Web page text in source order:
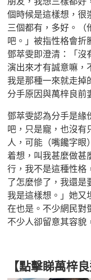
個時候是這樣想，很
三個都有，多好。（
吧。」被指性格會折
鄧萃雯即澄清：「沒
演出來才有誠意嘛，
我是那種一來就走掉
分手原因與萬梓良前
鄧萃雯認為分手是緣
吧，只是寵，也沒有
人，可能（嘴饞字眼
着想，叫我甚麼做甚
行，我不是這種性格
了怎麼慘了，我還
我是這樣想。」她又
在也是。不少網民對
不少人卻留意其容貌
【點擊睇萬梓